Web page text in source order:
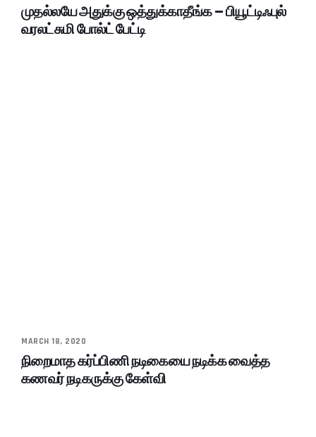
முதல்லயே அதுக்கு ஒத்துக்காதீங்க – பியூட்டிஃபுல்
வரலட்சுமி போல்ட் பேட்டி
MARCH 18, 2020
நிறைமாத கர்ப்பிணி நடிகையை நடிக்க வைத்த
கணவர் நடிகருக்கு கேள்வி